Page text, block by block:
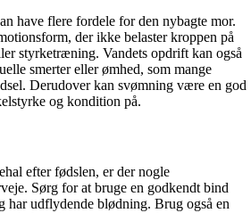
have flere fordele for den nybagte mor.
der ikke belaster kroppen på
styrketræning. Vandets opdrift kan også
smerter eller ømhed, som mange
Derudover kan svømning være en god
og kondition på.
efter fødslen, er der nogle
Sørg for at bruge en godkendt bind
har udflydende blødning. Brug også en